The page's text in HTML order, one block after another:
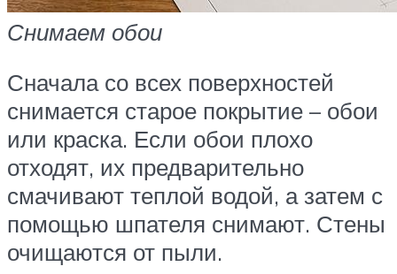
Снимаем обои
Сначала со всех поверхностей
снимается старое покрытие – обои
или краска. Если обои плохо
отходят, их предварительно
смачивают теплой водой, а затем с
помощью шпателя снимают. Стены
очищаются от пыли.